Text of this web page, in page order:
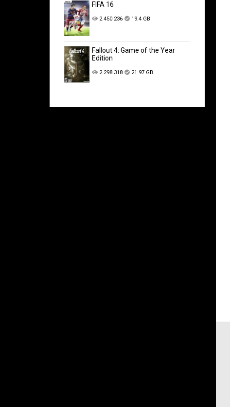
FIFA 16
2 450 236 19.4 GB
Fallout 4: Game of the Year
Edition
2 298 318 21.97 GB